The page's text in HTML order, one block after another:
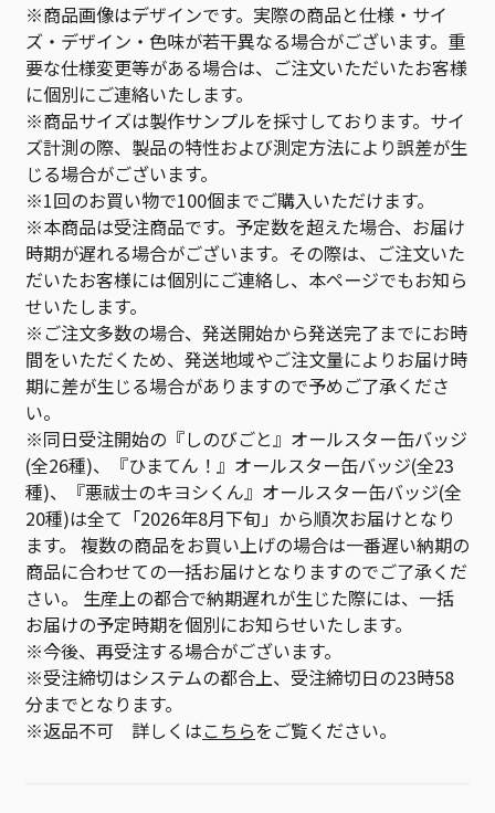
※商品画像はデザインです。実際の商品と仕様・サイ
ズ・デザイン・色味が若干異なる場合がございます。重
要な仕様変更等がある場合は、ご注文いただいたお客様
に個別にご連絡いたします。
※商品サイズは製作サンプルを採寸しております。サイ
ズ計測の際、製品の特性および測定方法により誤差が生
じる場合がございます。
※1回のお買い物で100個までご購入いただけます。
※本商品は受注商品です。予定数を超えた場合、お届け
時期が遅れる場合がございます。その際は、ご注文いた
だいたお客様には個別にご連絡し、本ページでもお知ら
せいたします。
※ご注文多数の場合、発送開始から発送完了までにお時
間をいただくため、発送地域やご注文量によりお届け時
期に差が生じる場合がありますので予めご了承くださ
い。
※同日受注開始の『しのびごと』オールスター缶バッジ
(全26種)、『ひまてん！』オールスター缶バッジ(全23
種)、『悪祓士のキヨシくん』オールスター缶バッジ(全
20種)は全て「2026年8月下旬」から順次お届けとなり
ます。 複数の商品をお買い上げの場合は一番遅い納期の
商品に合わせての一括お届けとなりますのでご了承くだ
さい。 生産上の都合で納期遅れが生じた際には、一括
お届けの予定時期を個別にお知らせいたします。
※今後、再受注する場合がございます。
※受注締切はシステムの都合上、受注締切日の23時58
分までとなります。
※返品不可 詳しくはこちらをご覧ください。